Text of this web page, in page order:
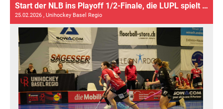
Start der NLB ins Playoff 1/2-Finale, die LUPL spielt ihre letzten beiden Quali Spiele
25.02.2026 , Unihockey Basel Regio